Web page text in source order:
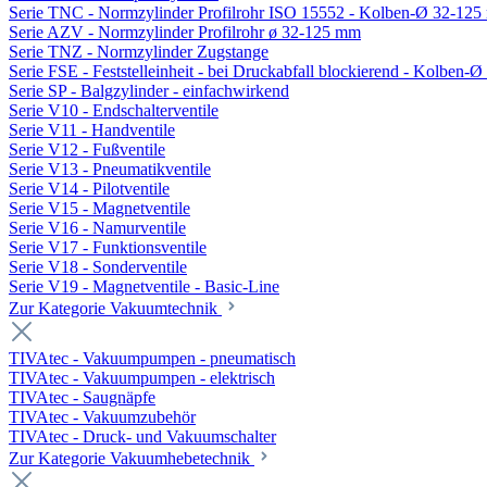
Serie TNC - Normzylinder Profilrohr ISO 15552 - Kolben-Ø 32-125
Serie AZV - Normzylinder Profilrohr ø 32-125 mm
Serie TNZ - Normzylinder Zugstange
Serie FSE - Feststelleinheit - bei Druckabfall blockierend - Kolben-Ø
Serie SP - Balgzylinder - einfachwirkend
Serie V10 - Endschalterventile
Serie V11 - Handventile
Serie V12 - Fußventile
Serie V13 - Pneumatikventile
Serie V14 - Pilotventile
Serie V15 - Magnetventile
Serie V16 - Namurventile
Serie V17 - Funktionsventile
Serie V18 - Sonderventile
Serie V19 - Magnetventile - Basic-Line
Zur Kategorie Vakuumtechnik
TIVAtec - Vakuumpumpen - pneumatisch
TIVAtec - Vakuumpumpen - elektrisch
TIVAtec - Saugnäpfe
TIVAtec - Vakuumzubehör
TIVAtec - Druck- und Vakuumschalter
Zur Kategorie Vakuumhebetechnik